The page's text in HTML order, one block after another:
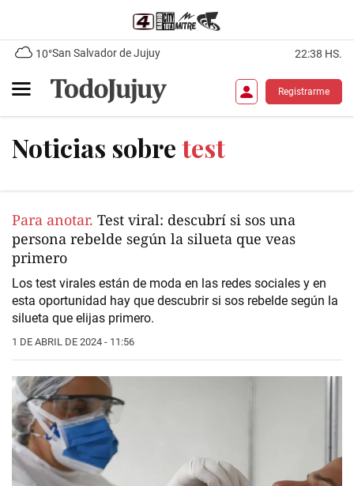
10°San Salvador de Jujuy 22:38 HS.
Registrarme
Noticias sobretest
Para anotar. Test viral: descubrí si sos una
persona rebelde según la silueta que veas
primero
Los test virales están de moda en las redes sociales y en
esta oportunidad hay que descubrir si sos rebelde según la
silueta que elijas primero.
1 DE ABRIL DE 2024 - 11:56